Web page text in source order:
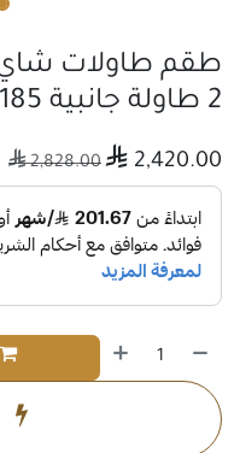
2 طاولة جانبية T185
2,420.00
2,828.00
